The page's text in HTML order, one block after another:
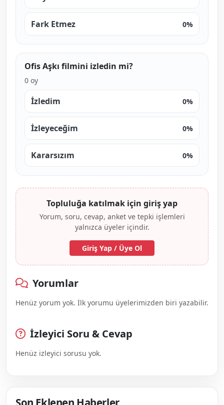
Fark Etmez 0%
Ofis Aşkı filmini izledin mi?
0 oy
İzledim 0%
İzleyeceğim 0%
Kararsızım 0%
Topluluğa katılmak için giriş yap
Yorum, soru, cevap, anket ve tepki işlemleri
yalnızca üyeler içindir.
Giriş Yap / Üye Ol
Yorumlar
Henüz yorum yok. İlk yorumu üyelerimizden biri yazabilir.
İzleyici Soru & Cevap
Henüz izleyici sorusu yok.